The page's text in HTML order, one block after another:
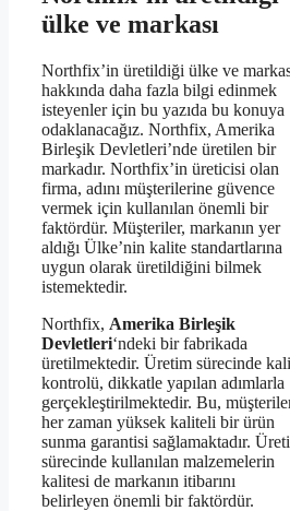
ülke ve markası
Northfix’in üretildiği ülke ve
hakkında daha fazla bilgi edinmek
isteyenler için bu yazıda bu konuya
odaklanacağız. Northfix, Amerika
Birleşik Devletleri’nde üretilen bir
markadır. Northfix’in üreticisi olan
firma, adını müşterilerine güvence
vermek için kullanılan önemli bir
faktördür. Müşteriler, markanın yer
aldığı Ülke’nin kalite standartlarına
uygun olarak üretildiğini bilmek
istemektedir.
Northfix, Amerika Birleşik
Devletleri‘ndeki bir fabrikada
üretilmektedir. Üretim sürecinde
kontrolü, dikkatle yapılan adımlarla
gerçekleştirilmektedir. Bu,
her zaman yüksek kaliteli bir ürün
sunma garantisi sağlamaktadır.
sürecinde kullanılan malzemelerin
kalitesi de markanın itibarını
belirleyen önemli bir faktördür.